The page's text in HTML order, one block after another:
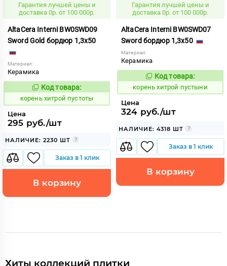
Гарантия лучшей цены и
доставка 0р. от 100 000р.
AltaCera Interni BW0SWD09
Sword Gold бордюр 1,3x50
Материал:
Керамика
795324
Код товара:
корень хитрой пустоты
Цена
295 руб./шт
НАЛИЧИЕ: 2230 ШТ
Заказ в 1 клик
В корзину
Гарантия лучшей цены и
доставка 0р. от 100 000р.
AltaCera Interni BW0SWD07
Sword бордюр 1,3x50
Материал:
Керамика
795325
Код товара:
корень хитрой пустыни
Цена
324 руб./шт
НАЛИЧИЕ: 4318 ШТ
Заказ в 1 клик
В корзину
Хиты коллекций плитки